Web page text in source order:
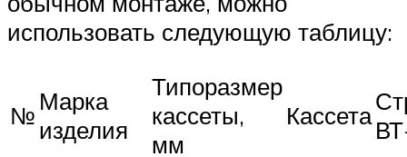
использовать следующую таблицу:
№ Марка
изделия
Типоразмер
кассеты,
мм
Кассета